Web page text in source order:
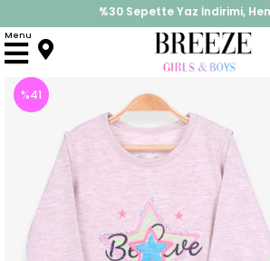
%30 Sepette Yaz İndirimi,
İndirimlere ek %10 İndirimi Kap,
Menu
Anasayfa Takımlar Tayt Takımı
%41